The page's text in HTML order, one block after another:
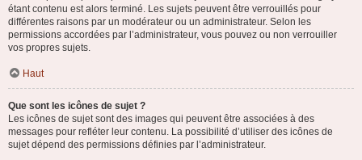
étant contenu est alors terminé. Les sujets peuvent être verrouillés pour
différentes raisons par un modérateur ou un administrateur. Selon les
permissions accordées par l’administrateur, vous pouvez ou non verrouiller
vos propres sujets.
Haut
Que sont les icônes de sujet ?
Les icônes de sujet sont des images qui peuvent être associées à des
messages pour refléter leur contenu. La possibilité d’utiliser des icônes de
sujet dépend des permissions définies par l’administrateur.